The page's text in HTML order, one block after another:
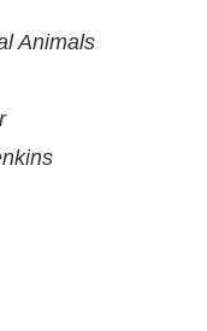
Animals